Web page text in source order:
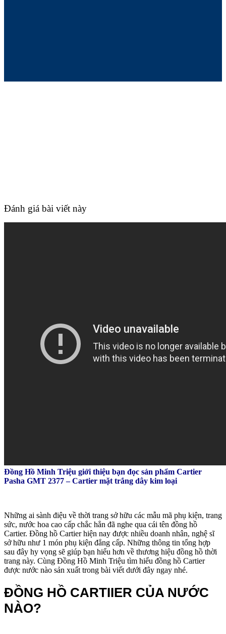
Đánh giá bài viết này
Đồng Hồ Minh Triệu giới thiệu bạn đọc sản phẩm Cartier
Pasha GMT 2377 – Cartier mặt trắng dây kim loại
Những ai sành điệu về thời trang sở hữu các mẫu mã phụ kiện, trang
sức, nước hoa cao cấp chắc hẳn đã nghe qua cái tên đồng hồ
Cartier. Đồng hồ Cartier hiện nay được nhiều doanh nhân, nghệ sĩ
sở hữu như 1 món phụ kiện đẳng cấp. Những thông tin tổng hợp
sau đây hy vọng sẽ giúp bạn hiểu hơn về thương hiệu đồng hồ thời
trang này. Cùng Đồng Hồ Minh Triệu tìm hiểu đồng hồ Cartier
được nước nào sản xuất trong bài viết dưới đây ngay nhé.
ĐỒNG HỒ CARTIIER CỦA NƯỚC
NÀO?